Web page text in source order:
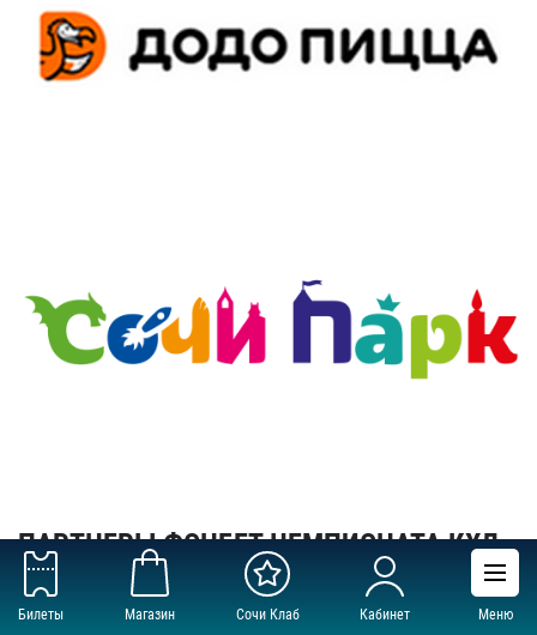
Билеты Магазин Сочи Клаб Кабинет Меню
ПАРТНЕРЫ ФОНБЕТ ЧЕМПИОНАТА КХЛ
СЕЗОНА 2025/2026